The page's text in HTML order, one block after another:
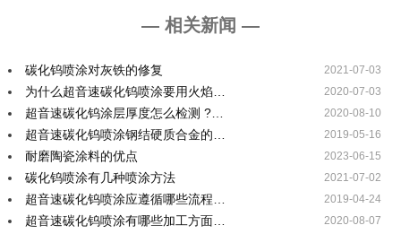
— 相关新闻 —
碳化钨喷涂对灰铁的修复 2021-07-03
为什么超音速碳化钨喷涂要用火焰… 2020-07-03
超音速碳化钨涂层厚度怎么检测 ?… 2020-08-10
超音速碳化钨喷涂钢结硬质合金的… 2019-05-16
耐磨陶瓷涂料的优点 2023-06-15
碳化钨喷涂有几种喷涂方法 2021-07-02
超音速碳化钨喷涂应遵循哪些流程… 2019-04-24
超音速碳化钨喷涂有哪些加工方面… 2020-08-07